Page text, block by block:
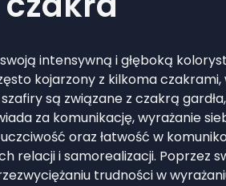
intensywną i głęboką
kojarzony z kilkoma czakrami,
są związane z czakrą
za komunikację, wyrażanie
oraz łatwość w
relacji i samorealizacji. Poprzez
trudności w